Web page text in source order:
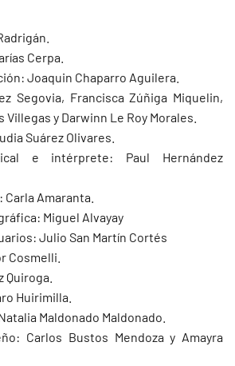
Cerpa.
Joaquin Chaparro Aguilera.
Segovia, Francisca Zúñiga Miquelin,
Villegas y Darwinn Le Roy Morales.
Suárez Olivares.
e intérprete: Paul Hernández
Amaranta.
Miguel Alvayay
Julio San Martín Cortés
Cosmelli.
Quiroga.
Huirimilla.
Maldonado Maldonado.
Carlos Bustos Mendoza y Amayra